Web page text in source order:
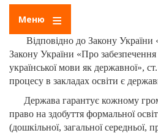
Меню
Відповідно до Закону України
Закону України «Про
української мови як державної»,
процесу в закладах освіти є
Держава гарантує кожному
право на здобуття формальної
(дошкільної, загальної середньої,